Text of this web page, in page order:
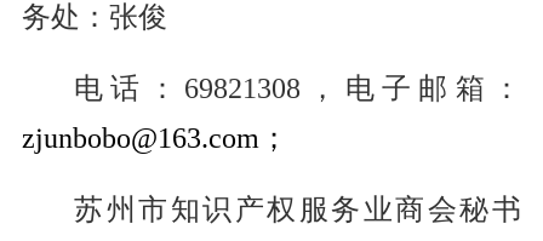
务处：张俊
电话：69821308，电子邮箱：
zjunbobo@163.com ；
苏州市知识产权服务业商会秘书